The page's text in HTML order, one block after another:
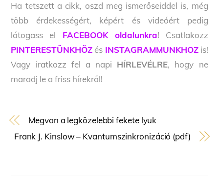
Ha tetszett a cikk, oszd meg ismerőseiddel is, még
több érdekességért, képért és videóért pedig
látogass el FACEBOOK oldalunkra! Csatlakozz
PINTERESTÜNKHÖZ és INSTAGRAMMUNKHOZis!
Vagy iratkozz fel a napi HÍRLEVÉLRE, hogy ne
maradj le a friss hírekről!
Megvan a legközelebbi fekete lyuk
Frank J. Kinslow – Kvantumszinkronizáció (pdf)